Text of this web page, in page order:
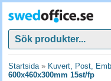
Startsida» Kuvert, Post,
600x460x300mm 15st/fp